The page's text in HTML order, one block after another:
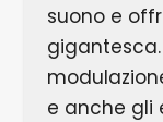
suono e
e anche